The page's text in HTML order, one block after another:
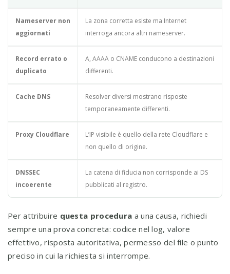
Nameserver non
aggiornati
La zona corretta esiste ma Internet
interroga ancora altri nameserver.
Record errato o
duplicato
A, AAAA o CNAME conducono a destinazioni
differenti.
Cache DNS
Resolver diversi mostrano risposte
temporaneamente differenti.
Proxy Cloudflare
L’IP visibile è quello della rete Cloudflare e
non quello di origine.
DNSSEC
incoerente
La catena di fiducia non corrisponde ai DS
pubblicati al registro.
Per attribuire questa procedura a una causa, richiedi
sempre una prova concreta: codice nel log, valore
effettivo, risposta autoritativa, permesso del file o punto
preciso in cui la richiesta si interrompe.